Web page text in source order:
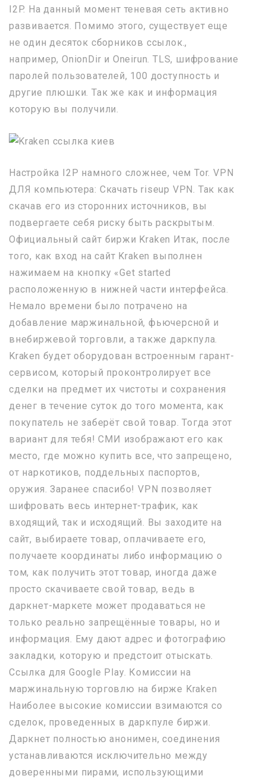
I2P. На данный момент теневая сеть активно
развивается. Помимо этого, существует еще
не один десяток сборников ссылок.,
например, OnionDir и Oneirun. TLS, шифрование
паролей пользователей, 100 доступность и
другие плюшки. Так же как и информация
которую вы получили.
Настройка I2P намного сложнее, чем Tor. VPN
ДЛЯ компьютера: Скачать riseup VPN. Так как
скачав его из сторонних источников, вы
подвергаете себя риску быть раскрытым.
Официальный сайт биржи Kraken Итак, после
того, как вход на сайт Kraken выполнен
нажимаем на кнопку «Get started
расположенную в нижней части интерфейса.
Немало времени было потрачено на
добавление маржинальной, фьючерсной и
внебиржевой торговли, а также даркпула.
Kraken будет оборудован встроенным гарант-
сервисом, который проконтролирует все
сделки на предмет их чистоты и сохранения
денег в течение суток до того момента, как
покупатель не заберёт свой товар. Тогда этот
вариант для тебя! СМИ изображают его как
место, где можно купить все, что запрещено,
от наркотиков, поддельных паспортов,
оружия. Заранее спасибо! VPN позволяет
шифровать весь интернет-трафик, как
входящий, так и исходящий. Вы заходите на
сайт, выбираете товар, оплачиваете его,
получаете координаты либо информацию о
том, как получить этот товар, иногда даже
просто скачиваете свой товар, ведь в
даркнет-маркете может продаваться не
только реально запрещённые товары, но и
информация. Ему дают адрес и фотографию
закладки, которую и предстоит отыскать.
Ссылка для Google Play. Комиссии на
маржинальную торговлю на бирже Kraken
Наиболее высокие комиссии взимаются со
сделок, проведенных в даркпуле биржи.
Даркнет полностью анонимен, соединения
устанавливаются исключительно между
доверенными пирами, использующими